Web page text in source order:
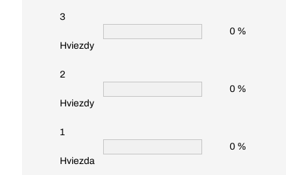
3
Hviezdy
0 %
2
Hviezdy
0 %
1
Hviezda
0 %